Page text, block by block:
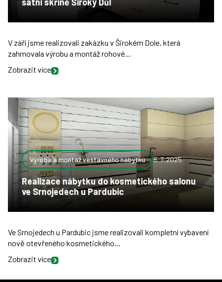
V září jsme realizovali zakázku v Širokém Dole, která
zahrnovala výrobu a montáž rohové…
Zobrazit více
Výroba a montáž vestavného nábytku 8. 7. 2025
Realizace nábytku do kosmetického salonu
ve Srnojedech u Pardubic
Ve Srnojedech u Pardubic jsme realizovali kompletní vybavení
nově otevřeného kosmetického…
Zobrazit více